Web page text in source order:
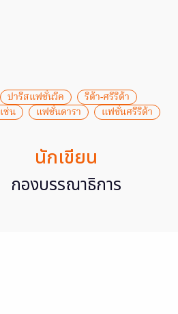
ปารีสแฟชั่นวีค
ริต้า-ศรีริต้า
ซ่น แฟชั่นดารา แฟชั่นศรีริต้า
นักเขียน
กองบรรณาธิการ